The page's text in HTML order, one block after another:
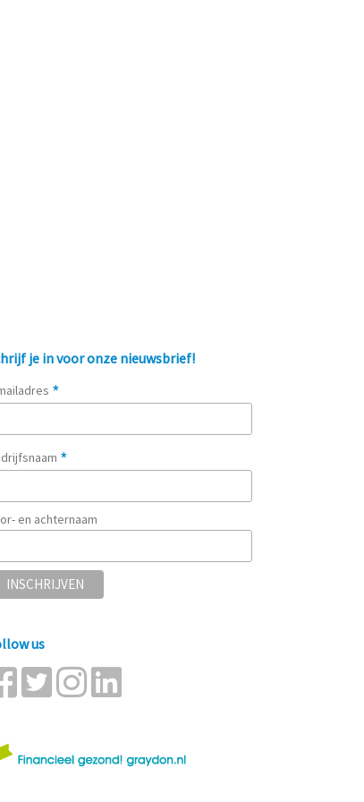
je in voor onze nieuwsbrief!
*
*
en achternaam
us